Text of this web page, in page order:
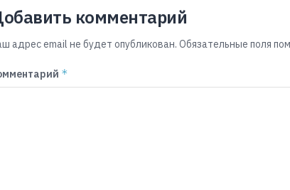
комментарий
адрес email не будет опубликован. Обязательные поля
*